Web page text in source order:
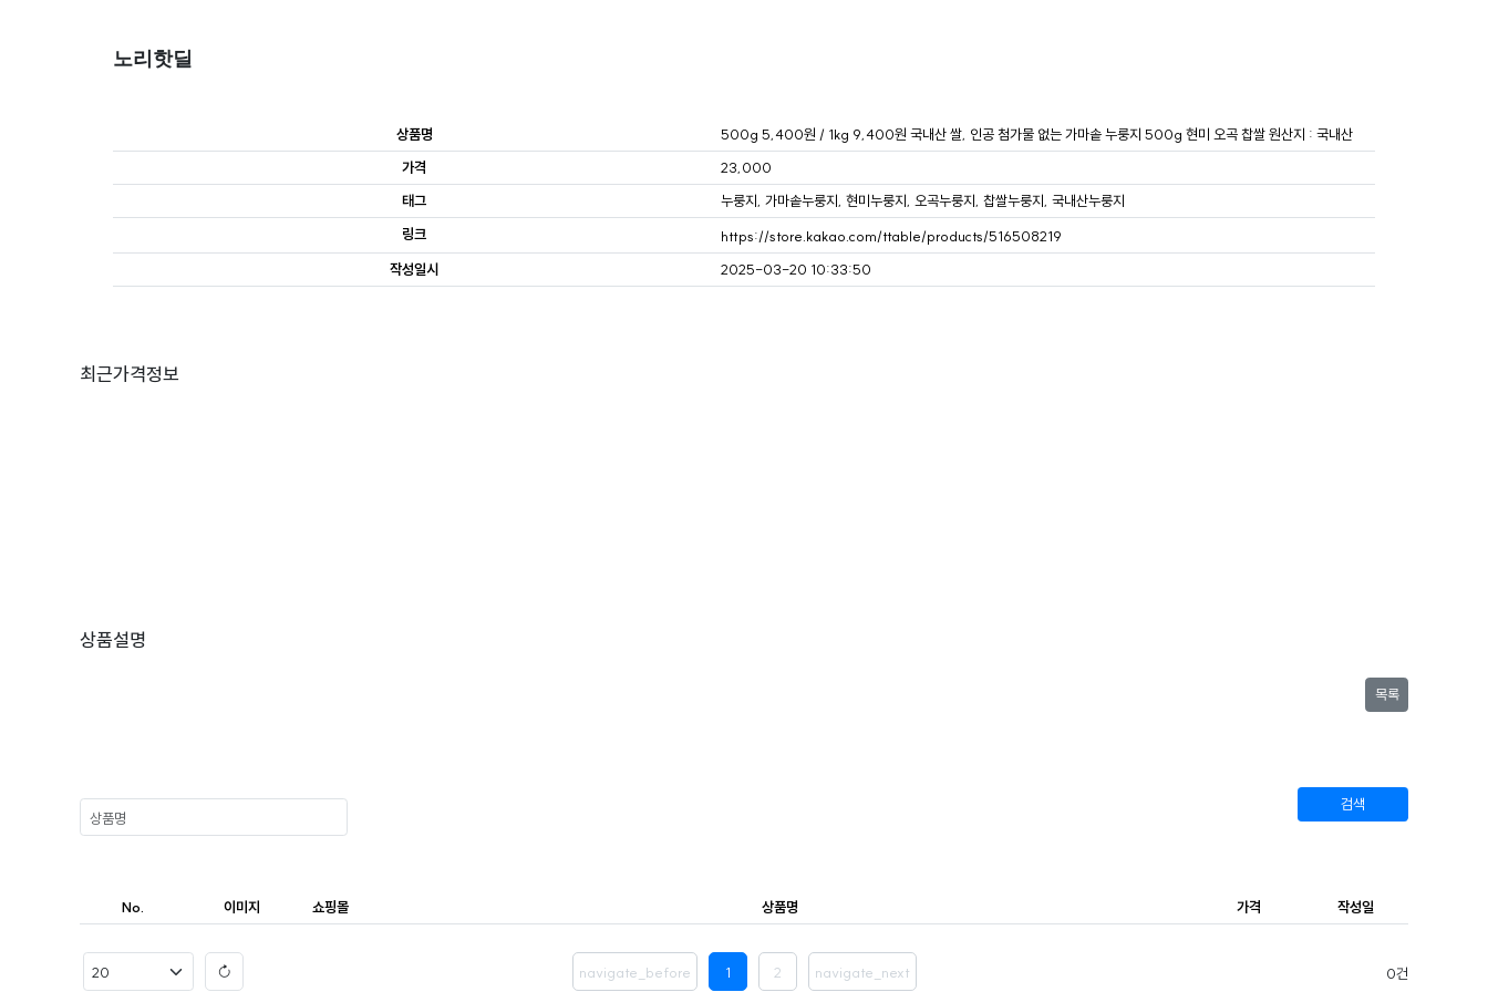
노리핫딜
상품명
500g 5,400원 / 1kg 9,400원 국내산 쌀, 인공 첨가물 없는 가마솥 누룽지 500g 현미 오곡 찹쌀 원산지 : 국내산
가격
23,000
태그
누룽지, 가마솥누룽지, 현미누룽지, 오곡누룽지, 찹쌀누룽지, 국내산누룽지
링크
https://store.kakao.com/ttable/products/516508219
작성일시
2025-03-20 10:33:50
최근가격정보
상품설명
목록
검색
No. 이미지 쇼핑몰 상품명 가격 작성일
navigate_before 1 2 navigate_next 0